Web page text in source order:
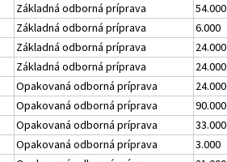
Základná odborná príprava 54.000
Základná odborná príprava 6.000
Základná odborná príprava 24.000
Základná odborná príprava 24.000
Opakovaná odborná príprava 24.000
Opakovaná odborná príprava 90.000
Opakovaná odborná príprava 33.000
Opakovaná odborná príprava 3.000